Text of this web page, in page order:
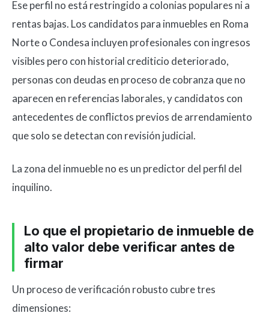
Ese perfil no está restringido a colonias populares ni a
rentas bajas. Los candidatos para inmuebles en Roma
Norte o Condesa incluyen profesionales con ingresos
visibles pero con historial crediticio deteriorado,
personas con deudas en proceso de cobranza que no
aparecen en referencias laborales, y candidatos con
antecedentes de conflictos previos de arrendamiento
que solo se detectan con revisión judicial.
La zona del inmueble no es un predictor del perfil del
inquilino.
Lo que el propietario de inmueble de
alto valor debe verificar antes de
firmar
Un proceso de verificación robusto cubre tres
dimensiones: